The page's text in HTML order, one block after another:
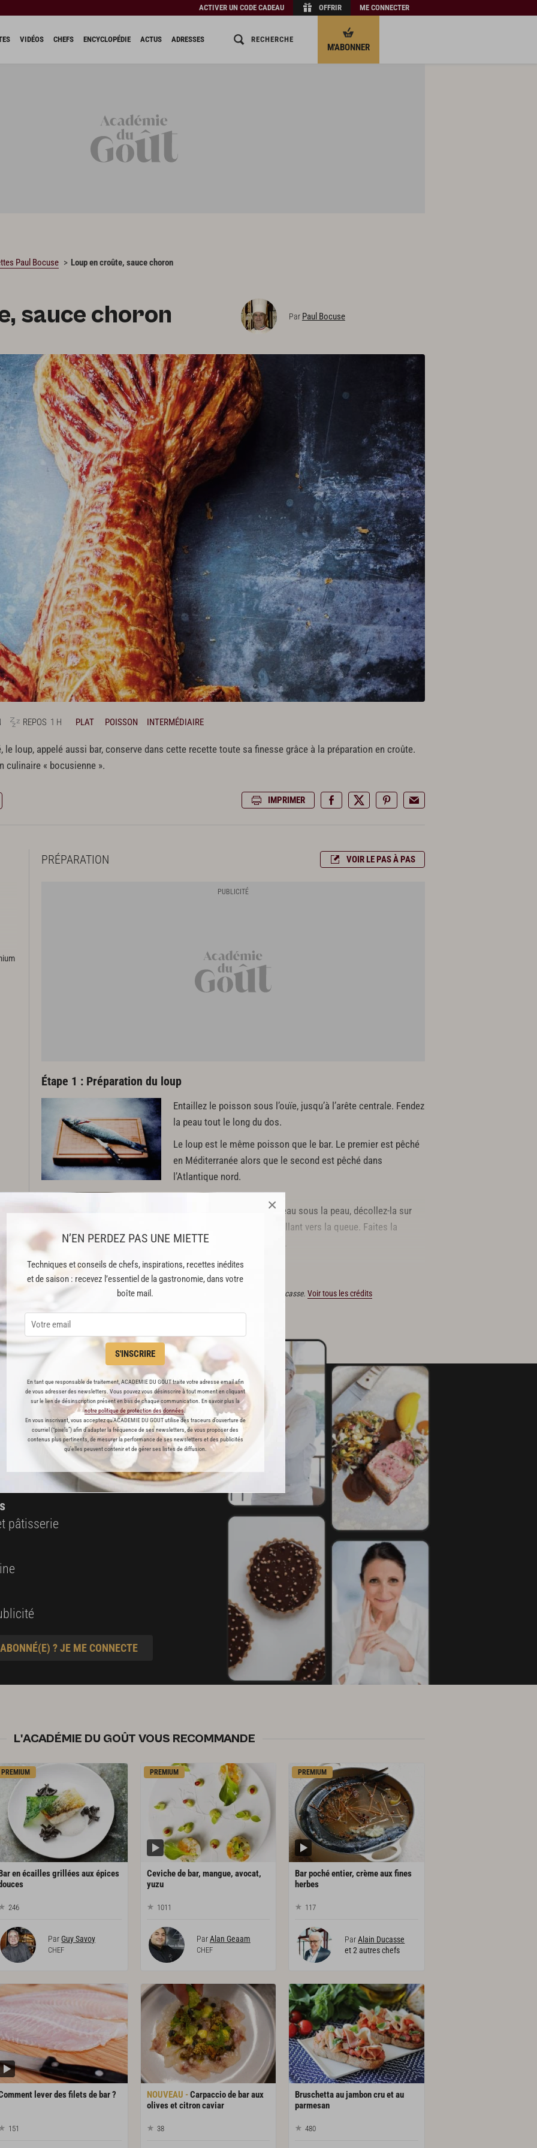
N’EN PERDEZ PAS UNE MIETTE
Techniques et conseils de chefs, inspirations, recettes inédites
et de saison : recevez l’essentiel de la gastronomie, dans votre
boîte mail.
S'INSCRIRE
En tant que responsable de traitement, ACADEMIE DU GOUT traite votre adresse email afin
de vous adresser des newsletters. Vous pouvez vous désinscrire à tout moment en cliquant
sur le lien de désinscription présent en bas de chaque communication. En savoir plus la
notre politique de protection des données.
En vous inscrivant, vous acceptez qu'ACADEMIE DU GOUT utilise des traceurs d’ouverture de
courriel (“pixels”) afin d’adapter la fréquence de ses newsletters, de vous proposer des
contenus plus pertinents, de mesurer la performance de ses newsletters et des publicités
qu’elles peuvent contenir et de gérer ses listes de diffusion.
×
ACTIVER UN CODE CADEAU OFFRIR ME CONNECTER
VIDÉOS CHEFS ENCYCLOPÉDIE ACTUS ADRESSES RECHERCHE
M'ABONNER
Paul Bocuse Loup en croûte, sauce choron
sauce choron Par Paul Bocuse
REPOS 1 H PLAT POISSON INTERMÉDIAIRE
loup, appelé aussi bar, conserve dans cette recette toute sa finesse grâce à la préparation en croûte.
culinaire « bocusienne ».
IMPRIMER
PRÉPARATION VOIR LE PAS À PAS
Étape 1 : Préparation du loup
Entaillez le poisson sous l’ouïe, jusqu’à l’arête centrale. Fendez
la peau tout le long du dos.
Le loup est le même poisson que le bar. Le premier est pêché
en Méditerranée alors que le second est pêché dans
l’Atlantique nord.
Introduisez la lame du couteau sous la peau, décollez-la sur
toute la surface et tirez en allant vers la queue. Faites la
même chose de l’autre côté.
Cette recette est issue du livre "Best of Bocuse" publié aux Éditions Alain Ducasse. Voir tous les crédits
Cette recette est réservée aux abonnés Premium
PREMIUM
ACCESSIBLE !
pâtisserie
? JE ME CONNECTE
L'ACADÉMIE DU GOÛT VOUS RECOMMANDE
PREMIUM
en écailles grillées aux épices
246
ParGuy Savoy
CHEF
PREMIUM
Ceviche de bar, mangue, avocat,
yuzu
1011
ParAlan Geaam
CHEF
PREMIUM
Bar poché entier, crème aux fines
herbes
117
ParAlain Ducasse
et 2 autres chefs
leverdesfiletsde bar?
151
Carpaccio de bar aux
olives et citron caviar
38
Bruschetta au jambon cru et au
parmesan
480